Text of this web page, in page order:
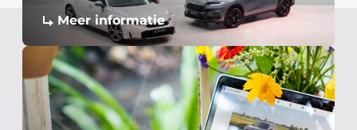
Meer informatie